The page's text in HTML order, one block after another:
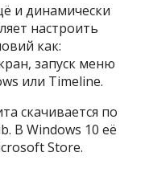
и динамически
настроить
как:
запуск меню
или Timeline.
скачивается по
В Windows 10 её
Store.